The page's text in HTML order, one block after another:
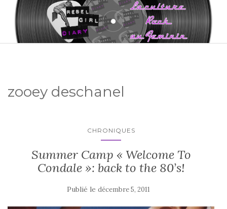
zooey deschanel
CHRONIQUES
Summer Camp « Welcome To
Condale »: back to the 80’s!
Publié le décembre 5, 2011